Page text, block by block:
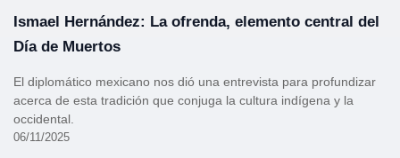
Ismael Hernández: La ofrenda, elemento central del
Día de Muertos
El diplomático mexicano nos dió una entrevista para profundizar
acerca de esta tradición que conjuga la cultura indígena y la
occidental.
06/11/2025